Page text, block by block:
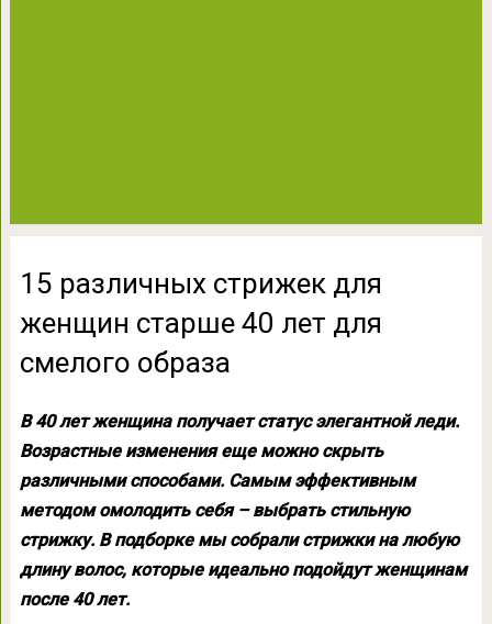
15 различных стрижек для
женщин старше 40 лет для
смелого образа
В 40 лет женщина получает статус элегантной леди.
Возрастные изменения еще можно скрыть
различными способами. Самым эффективным
методом омолодить себя – выбрать стильную
стрижку. В подборке мы собрали стрижки на любую
длину волос, которые идеально подойдут женщинам
после 40 лет.